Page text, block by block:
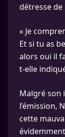
détresse de
« Je
Et si tu as
alors oui il
t-elle
Malgré son
l’émission,
cette